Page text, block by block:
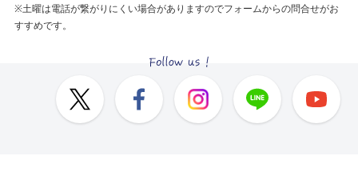
※土曜は電話が繋がりにくい場合がありますのでフォームからの問合せがお
すすめです。